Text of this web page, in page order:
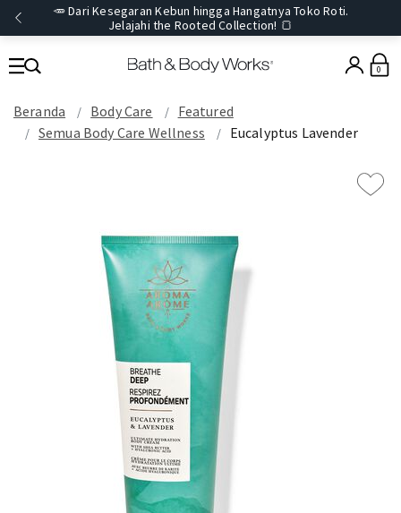
🥕 Dari Kesegaran Kebun hingga Hangatnya Toko Roti.
Jelajahi the Rooted Collection! 🍞
0
Beranda Body Care
Featured
Semua Body Care Wellness
Eucalyptus Lavender